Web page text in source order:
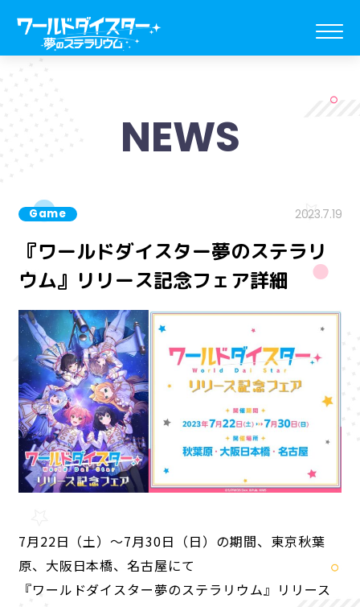
NEWS
Game 2023.7.19
『ワールドダイスター夢のステラリ
ウム』リリース記念フェア詳細
7月22日（土）〜7月30日（日）の期間、東京秋葉
原、大阪日本橋、名古屋にて
『ワールドダイスター夢のステラリウム』リリース